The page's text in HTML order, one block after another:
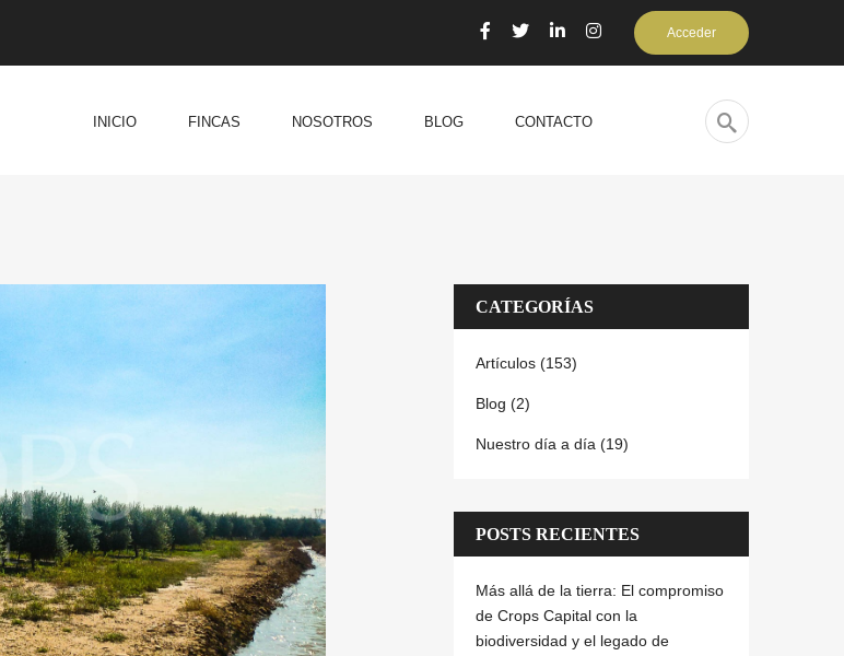
Acceder
INICIO FINCAS NOSOTROS BLOG CONTACTO
CATEGORÍAS
Artículos (153)
Blog (2)
Nuestro día a día (19)
POSTS RECIENTES
Más allá de la tierra: El compromiso
de Crops Capital con la
biodiversidad y el legado de